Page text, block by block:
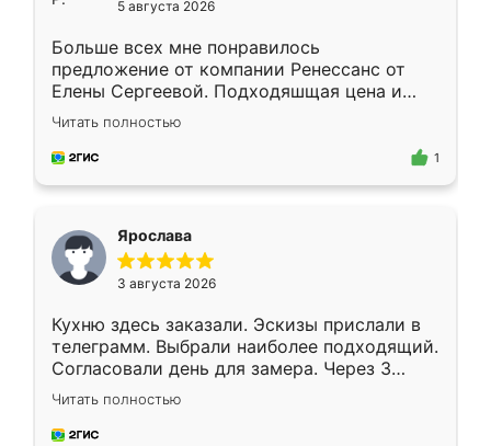
5 августа 2026
Больше всех мне понравилось
предложение от компании Ренессанс от
Елены Сергеевой. Подходяшщая цена и
короткие сроки изготовления. Приехавший
для замера сотрудник Владислав
предложил по моему эскизу самый
Читать полностью
1
Ярослава
3 августа 2026
Кухню здесь заказали. Эскизы прислали в
телеграмм. Выбрали наиболее подходящий.
Согласовали день для замера. Через 3
недели кухня была уже готова. Остались
довольны работой. Спасибо Ренессанс
мебель за качественную работу!
Читать полностью